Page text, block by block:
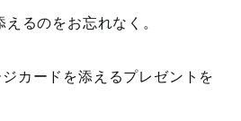
るのをお忘れなく。
カードを添えるプレゼントを